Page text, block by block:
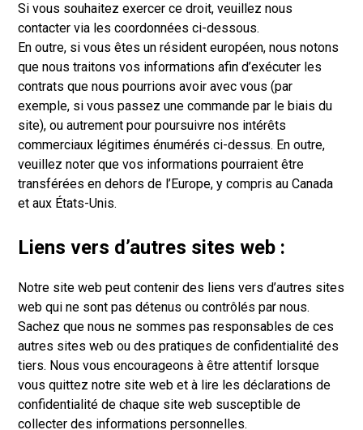
Si vous souhaitez exercer ce droit, veuillez nous
contacter via les coordonnées ci-dessous.
En outre, si vous êtes un résident européen, nous notons
que nous traitons vos informations afin d’exécuter les
contrats que nous pourrions avoir avec vous (par
exemple, si vous passez une commande par le biais du
site), ou autrement pour poursuivre nos intérêts
commerciaux légitimes énumérés ci-dessus. En outre,
veuillez noter que vos informations pourraient être
transférées en dehors de l’Europe, y compris au Canada
et aux États-Unis.
Liens vers d’autres sites web :
Notre site web peut contenir des liens vers d’autres sites
web qui ne sont pas détenus ou contrôlés par nous.
Sachez que nous ne sommes pas responsables de ces
autres sites web ou des pratiques de confidentialité des
tiers. Nous vous encourageons à être attentif lorsque
vous quittez notre site web et à lire les déclarations de
confidentialité de chaque site web susceptible de
collecter des informations personnelles.